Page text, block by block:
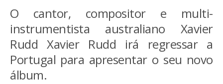
O cantor, compositor e multi-
instrumentista australiano Xavier
Rudd Xavier Rudd irá regressar a
Portugal para apresentar o seu novo
álbum.